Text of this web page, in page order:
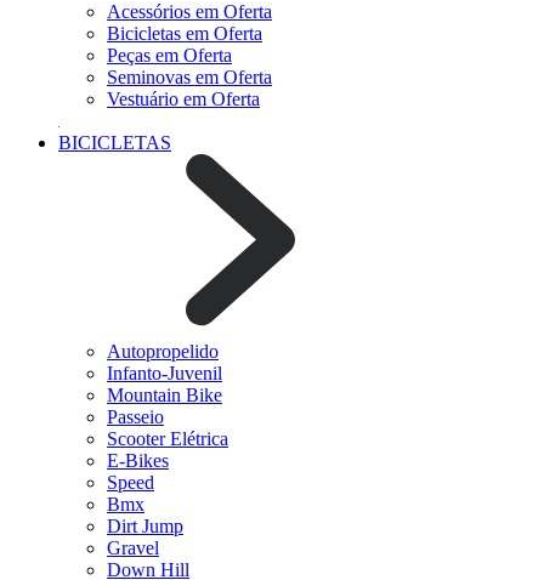
Acessórios em Oferta
Bicicletas em Oferta
Peças em Oferta
Seminovas em Oferta
Vestuário em Oferta
BICICLETAS
Autopropelido
Infanto-Juvenil
Mountain Bike
Passeio
Scooter Elétrica
E-Bikes
Speed
Bmx
Dirt Jump
Gravel
Down Hill